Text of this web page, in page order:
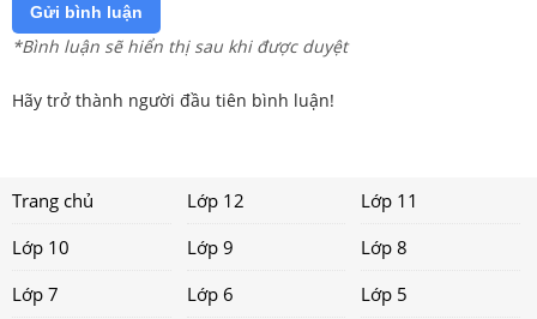
Gửi bình luận
*Bình luận sẽ hiển thị sau khi được duyệt
Hãy trở thành người đầu tiên bình luận!
Trang chủ Lớp 12
Lớp 11
Lớp 10
Lớp 9
Lớp 8
Lớp 7
Lớp 6 Lớp 5